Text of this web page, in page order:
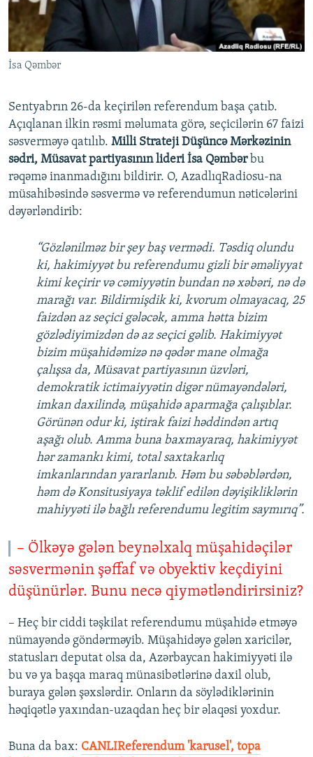
İSLAM VƏ DEMOKRATIYA
İZ - MƏDƏNIYYƏT PROQRAMI
PEŞƏ ETIKASI VƏ JURNALISTIKA STANDARTLARIMIZ
MATERIALLARIMIZDAN ISTIFADƏ
AZADLIQRADIOSU MOBIL TELEFONUNUZDA
XƏBƏR BÜLLETENLƏRIMIZ
BIZI IZLƏ
RFE/RL-in bütün saytları
İsa Qəmbər
Sentyabrın 26-da keçirilən referendum başa çatıb.
Açıqlanan ilkin rəsmi məlumata görə, seçicilərin 67 faizi
səsverməyə qatılıb. Milli Strateji Düşüncə Mərkəzinin
sədri, Müsavat partiyasının lideri İsa Qəmbərbu
rəqəmə inanmadığını bildirir. O, AzadlıqRadiosu-na
müsahibəsində səsvermə və referendumun nəticələrini
dəyərləndirib:
“Gözlənilməz bir şey baş vermədi. Təsdiq olundu
ki, hakimiyyət bu referendumu gizli bir əməliyyat
kimi keçirir və cəmiyyətin bundan nə xəbəri, nə də
marağı var. Bildirmişdik ki, kvorum olmayacaq, 25
faizdən az seçici gələcək, amma hətta bizim
gözlədiyimizdən də az seçici gəlib. Hakimiyyət
bizim müşahidəmizə nə qədər mane olmağa
çalışsa da, Müsavat partiyasının üzvləri,
demokratik ictimaiyyətin digər nümayəndələri,
imkan daxilində, müşahidə aparmağa çalışıblar.
Görünən odur ki, iştirak faizi həddindən artıq
aşağı olub. Amma buna baxmayaraq, hakimiyyət
hər zamankı kimi, total saxtakarlıq
imkanlarından yararlanıb. Həm bu səbəblərdən,
həm də Konsitusiyaya təklif edilən dəyişikliklərin
mahiyyəti ilə bağlı referendumu legitim saymırıq”.
– Ölkəyə gələn beynəlxalq müşahidəçilər
səsvermənin şəffaf və obyektiv keçdiyini
düşünürlər. Bunu necə qiymətləndirirsiniz?
– Heç bir ciddi təşkilat referendumu müşahidə etməyə
nümayəndə göndərməyib. Müşahidəyə gələn xaricilər,
statusları deputat olsa da, Azərbaycan hakimiyyəti ilə
bu və ya başqa maraq münasibətlərinə daxil olub,
buraya gələn şəxslərdir. Onların da söylədiklərinin
həqiqətlə yaxından-uzaqdan heç bir əlaqəsi yoxdur.
Buna da bax:​ CANLIReferendum 'karusel', topa